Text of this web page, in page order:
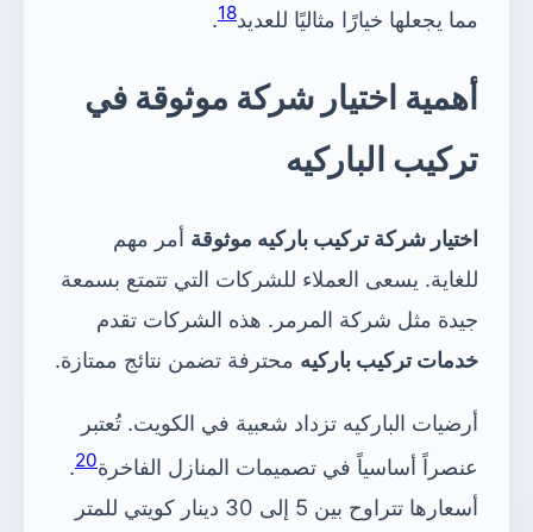
مما يجعلها خيارًا مثاليًا للعديد18
.
أهمية اختيار شركة موثوقة في
تركيب الباركيه
اختيار شركة تركيب باركيه موثوقة أمر مهم
للغاية. يسعى العملاء للشركات التي تتمتع بسمعة
جيدة مثل شركة المرمر. هذه الشركات تقدم
خدمات تركيب باركيه محترفة تضمن نتائج ممتازة.
أرضيات الباركيه تزداد شعبية في الكويت. تُعتبر
عنصراً أساسياً في تصميمات المنازل الفاخرة20
.
أسعارها تتراوح بين 5 إلى 30 دينار كويتي للمتر